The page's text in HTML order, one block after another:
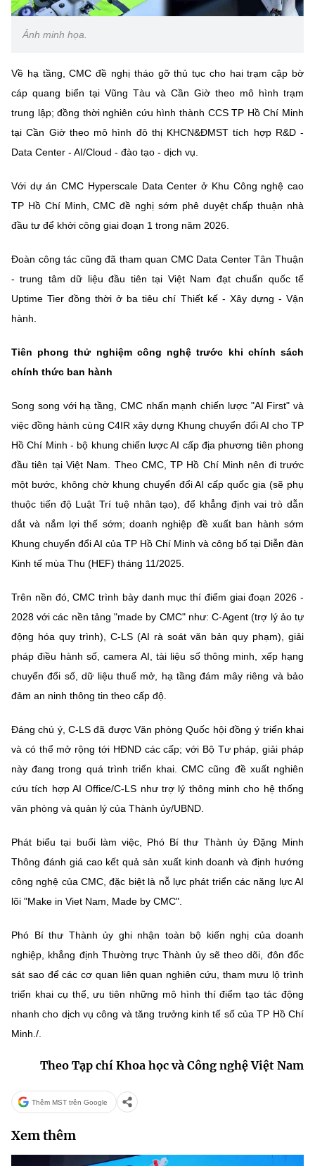
Ảnh minh họa.
Về hạ tầng, CMC đề nghị tháo gỡ thủ tục cho hai trạm cập bờ
cáp quang biển tại Vũng Tàu và Cần Giờ theo mô hình trạm
trung lập; đồng thời nghiên cứu hình thành CCS TP Hồ Chí Minh
tại Cần Giờ theo mô hình đô thị KHCN&ĐMST tích hợp R&D -
Data Center - AI/Cloud - đào tạo - dịch vụ.
Với dự án CMC Hyperscale Data Center ở Khu Công nghệ cao
TP Hồ Chí Minh, CMC đề nghị sớm phê duyệt chấp thuận nhà
đầu tư để khởi công giai đoạn 1 trong năm 2026.
Đoàn công tác cũng đã tham quan CMC Data Center Tân Thuận
- trung tâm dữ liệu đầu tiên tại Việt Nam đạt chuẩn quốc tế
Uptime Tier đồng thời ở ba tiêu chí Thiết kế - Xây dựng - Vận
hành.
Tiên phong thử nghiệm công nghệ trước khi chính sách
chính thức ban hành
Song song với hạ tầng, CMC nhấn mạnh chiến lược "AI First" và
việc đồng hành cùng C4IR xây dựng Khung chuyển đổi AI cho TP
Hồ Chí Minh - bộ khung chiến lược AI cấp địa phương tiên phong
đầu tiên tại Việt Nam. Theo CMC, TP Hồ Chí Minh nên đi trước
một bước, không chờ khung chuyển đổi AI cấp quốc gia (sẽ phụ
thuộc tiến độ Luật Trí tuệ nhân tạo), để khẳng định vai trò dẫn
dắt và nắm lợi thế sớm; doanh nghiệp đề xuất ban hành sớm
Khung chuyển đổi AI của TP Hồ Chí Minh và công bố tại Diễn đàn
Kinh tế mùa Thu (HEF) tháng 11/2025.
Trên nền đó, CMC trình bày danh mục thí điểm giai đoạn 2026 -
2028 với các nền tảng "made by CMC" như: C-Agent (trợ lý ảo tự
động hóa quy trình), C-LS (AI rà soát văn bản quy phạm), giải
pháp điều hành số, camera AI, tài liệu số thông minh, xếp hạng
chuyển đổi số, dữ liệu thuế mở, hạ tầng đám mây riêng và bảo
đảm an ninh thông tin theo cấp độ.
Đáng chú ý, C-LS đã được Văn phòng Quốc hội đồng ý triển khai
và có thể mở rộng tới HĐND các cấp; với Bộ Tư pháp, giải pháp
này đang trong quá trình triển khai. CMC cũng đề xuất nghiên
cứu tích hợp AI Office/C-LS như trợ lý thông minh cho hệ thống
văn phòng và quản lý của Thành ủy/UBND.
Phát biểu tại buổi làm việc, Phó Bí thư Thành ủy Đặng Minh
Thông đánh giá cao kết quả sản xuất kinh doanh và định hướng
công nghệ của CMC, đặc biệt là nỗ lực phát triển các năng lực AI
lõi "Make in Viet Nam, Made by CMC".
Phó Bí thư Thành ủy ghi nhận toàn bộ kiến nghị của doanh
nghiệp, khẳng định Thường trực Thành ủy sẽ theo dõi, đôn đốc
sát sao để các cơ quan liên quan nghiên cứu, tham mưu lộ trình
triển khai cụ thể, ưu tiên những mô hình thí điểm tạo tác động
nhanh cho dịch vụ công và tăng trưởng kinh tế số của TP Hồ Chí
Minh./.
Theo Tạp chí Khoa học và Công nghệ Việt Nam
Thêm MST trên Google
Xem thêm